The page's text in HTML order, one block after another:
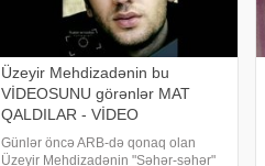
Üzeyir Mehdizadənin bu
VİDEOSUNU görənlər MAT
QALDILAR - VİDEO
Günlər öncə ARB-də qonaq olan
Üzeyir Mehdizadənin "Səhər-səhər"